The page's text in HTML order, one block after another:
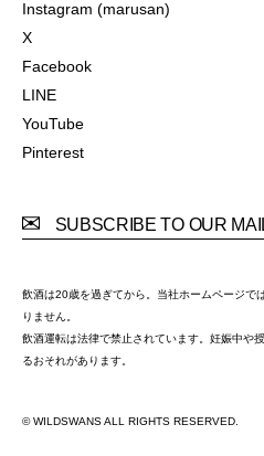
Instagram (marusan)
X
Facebook
LINE
YouTube
Pinterest
SUBSCRIBE TO OUR
飲酒は20歳を過ぎてから。当社ホームページで
りません。
飲酒運転は法律で禁止されています。妊娠中や
るおそれがあります。
© WILDSWANS ALL RIGHTS RESERVED.